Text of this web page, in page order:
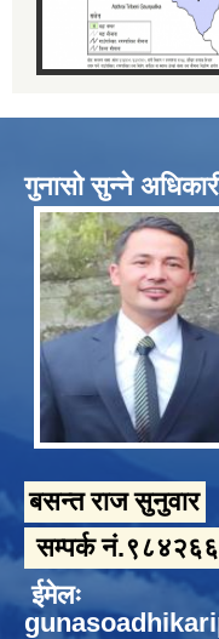
गुनासो सुन्ने
बसन्त राज सुनुवार
सम्पर्क
ईमेलः